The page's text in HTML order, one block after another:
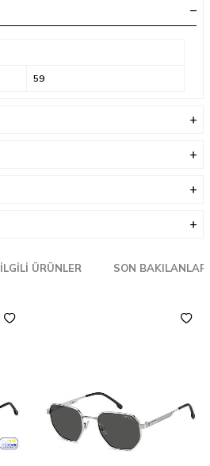
59
İLGILI ÜRÜNLER SON BAKILANLAR